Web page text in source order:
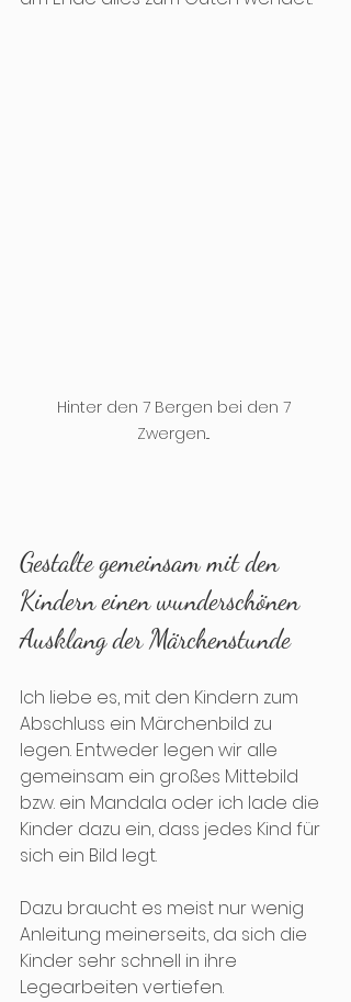
Hinter den 7 Bergen bei den 7
Zwergen...
Gestalte gemeinsam mit den
Kindern einen wunderschönen
Ausklang der Märchenstunde
Ich liebe es, mit den Kindern zum
Abschluss ein Märchenbild zu
legen. Entweder legen wir alle
gemeinsam ein großes Mittebild
bzw. ein Mandala oder ich lade die
Kinder dazu ein, dass jedes Kind für
sich ein Bild legt.
Dazu braucht es meist nur wenig
Anleitung meinerseits, da sich die
Kinder sehr schnell in ihre
Legearbeiten vertiefen.